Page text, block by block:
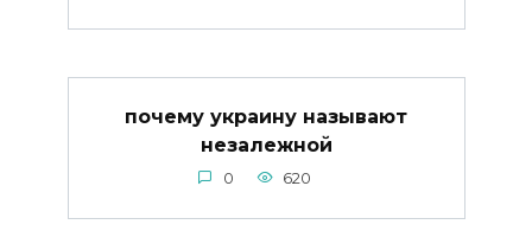
почему украину называют
незалежной
0 620